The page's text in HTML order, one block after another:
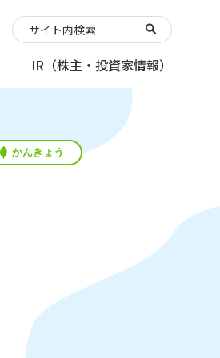
IR （株主・投資家情報）
かんきょう